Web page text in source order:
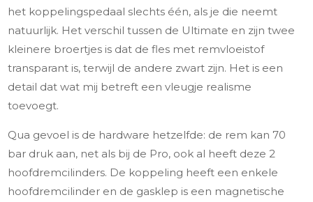
het koppelingspedaal slechts één, als je die neemt
natuurlijk. Het verschil tussen de Ultimate en zijn twee
kleinere broertjes is dat de fles met remvloeistof
transparant is, terwijl de andere zwart zijn. Het is een
detail dat wat mij betreft een vleugje realisme
toevoegt.
Qua gevoel is de hardware hetzelfde: de rem kan 70
bar druk aan, net als bij de Pro, ook al heeft deze 2
hoofdremcilinders. De koppeling heeft een enkele
hoofdremcilinder en de gasklep is een magnetische